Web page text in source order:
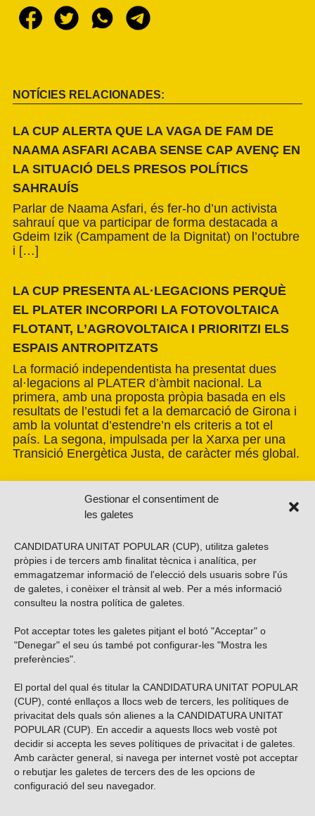
Gestionar el consentiment de
les galetes
CANDIDATURA UNITAT POPULAR (CUP), utilitza galetes
pròpies i de tercers amb finalitat tècnica i analítica, per
emmagatzemar informació de l'elecció dels usuaris sobre l'ús
de galetes, i conèixer el trànsit al web. Per a més informació
consulteu la nostra política de galetes
Pot acceptar totes les galetes pitjant el botó "Acceptar" o
"Denegar" el seu ús també pot configurar-les "Mostra les
preferències".
El portal del qual és titular la CANDIDATURA UNITAT POPULAR
(CUP), conté enllaços a llocs web de tercers, les polítiques de
privacitat dels quals són alienes a la CANDIDATURA UNITAT
POPULAR (CUP). En accedir a aquests llocs web vostè pot
decidir si accepta les seves polítiques de privacitat i de galetes.
Amb caràcter general, si navega per internet vostè pot acceptar
o rebutjar les galetes de tercers des de les opcions de
configuració del seu navegador.
NOTÍCIES RELACIONADES:
LA CUP ALERTA QUE LA VAGA DE FAM DE
NAAMA ASFARI ACABA SENSE CAP AVENÇ EN
LA SITUACIÓ DELS PRESOS POLÍTICS
SAHRAUÍS
Parlar de Naama Asfari, és fer-ho d’un activista
sahrauí que va participar de forma destacada a
Gdeim Izik (Campament de la Dignitat) on l’octubre
i […]
LA CUP PRESENTA AL·LEGACIONS PERQUÈ
EL PLATER INCORPORI LA FOTOVOLTAICA
FLOTANT, L’AGROVOLTAICA I PRIORITZI ELS
ESPAIS ANTROPITZATS
La formació independentista ha presentat dues
al·legacions al PLATER d’àmbit nacional. La
primera, amb una proposta pròpia basada en els
resultats de l’estudi fet a la demarcació de Girona i
amb la voluntat d’estendre’n els criteris a tot el
país. La segona, impulsada per la Xarxa per una
Transició Energètica Justa, de caràcter més global.
Vols subscriure’t al nostre butlletí?
ENVIAR
Troba’ns a les xarxes socials